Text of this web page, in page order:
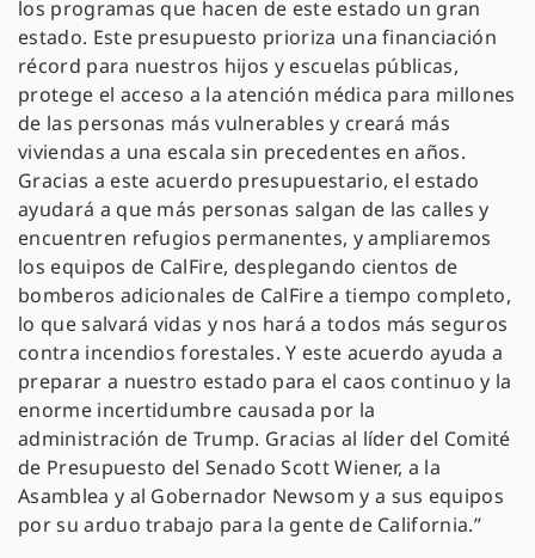
los programas que hacen de este estado un gran
estado. Este presupuesto prioriza una financiación
récord para nuestros hijos y escuelas públicas,
protege el acceso a la atención médica para millones
de las personas más vulnerables y creará más
viviendas a una escala sin precedentes en años.
Gracias a este acuerdo presupuestario, el estado
ayudará a que más personas salgan de las calles y
encuentren refugios permanentes, y ampliaremos
los equipos de CalFire, desplegando cientos de
bomberos adicionales de CalFire a tiempo completo,
lo que salvará vidas y nos hará a todos más seguros
contra incendios forestales. Y este acuerdo ayuda a
preparar a nuestro estado para el caos continuo y la
enorme incertidumbre causada por la
administración de Trump. Gracias al líder del Comité
de Presupuesto del Senado Scott Wiener, a la
Asamblea y al Gobernador Newsom y a sus equipos
por su arduo trabajo para la gente de California.”